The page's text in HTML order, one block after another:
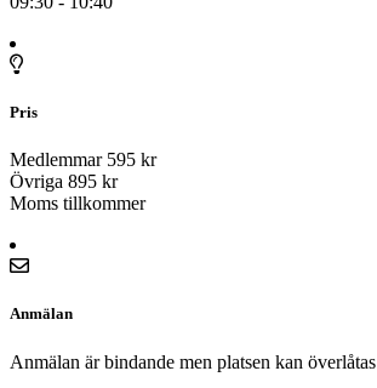
Pris
Medlemmar 595 kr
Övriga 895 kr
Moms tillkommer
Anmälan
Anmälan är bindande men platsen kan överlåtas